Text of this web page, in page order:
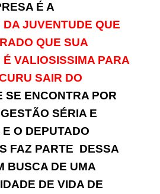
É A
JUVENTUDE QUE
QUE SUA
VALIOSISSIMA PARA
SAIR DO
SE ENCONTRA POR
SÉRIA E
O DEPUTADO
FAZ PARTE DESSA
BUSCA DE UMA
DE VIDA DE